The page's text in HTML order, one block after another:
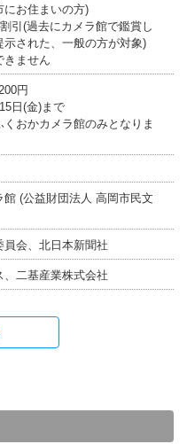
にお住まいの方)
引(過去にカメラ館で鑑賞し
示された、一般の方が対象)
ません
円
日(金)まで
おかカメラ館のみとなりま
館 (公益財団法人 高岡市民文
会、北日本新聞社
二基産業株式会社